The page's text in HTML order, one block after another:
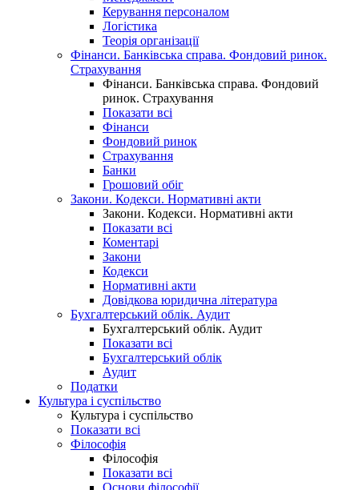
Керування персоналом
Логістика
Теорія організації
Фінанси. Банківська справа. Фондовий ринок.
Страхування
Фінанси. Банківська справа. Фондовий
ринок. Страхування
Показати всі
Фінанси
Фондовий ринок
Страхування
Банки
Грошовий обіг
Закони. Кодекси. Нормативні акти
Закони. Кодекси. Нормативні акти
Показати всі
Коментарі
Закони
Кодекси
Нормативні акти
Довідкова юридична література
Бухгалтерський облік. Аудит
Бухгалтерський облік. Аудит
Показати всі
Бухгалтерський облік
Аудит
Податки
Культура і суспільство
Культура і суспільство
Показати всі
Філософія
Філософія
Показати всі
Основи філософії